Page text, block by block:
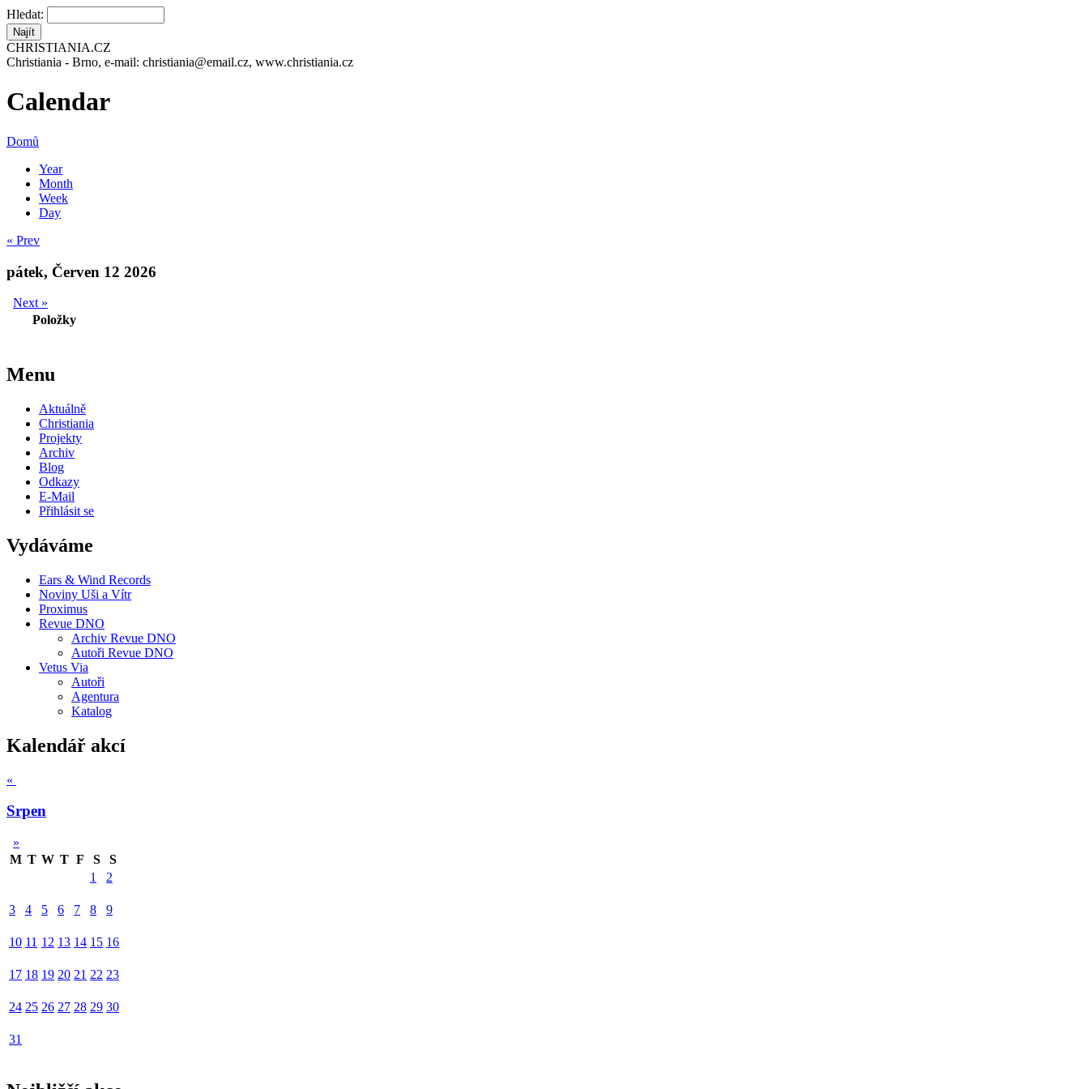
Hledat:
CHRISTIANIA.CZ
Christiania - Brno, e-mail: christiania@email.cz, www.christiania.cz
Calendar
Domů
Year
Month
Week
Day
« Prev
pátek, Červen 12 2026
Next »
Položky
Menu
Aktuálně
Christiania
Projekty
Archiv
Blog
Odkazy
E-Mail
Přihlásit se
Vydáváme
Ears & Wind Records
Noviny Uši a Vítr
Proximus
Revue DNO
Archiv Revue DNO
Autoři Revue DNO
Vetus Via
Autoři
Agentura
Katalog
Kalendář akcí
«
Srpen
»
M T W T F S
S
1
2
3 4 5 6 7 8 9
10 11 12 13 14 15 16
17 18 19 20 21 22 23
24 25 26 27 28 29 30
31